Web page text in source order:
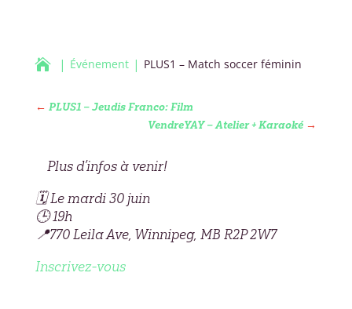
 Événement PLUS1 – Match soccer féminin
← PLUS1 – Jeudis Franco: Film
VendreYAY – Atelier + Karaoké →
Plus d’infos à venir!
🗓️ Le mardi 30 juin
🕒 19h
📍770 Leila Ave, Winnipeg, MB R2P 2W7
Inscrivez-vous